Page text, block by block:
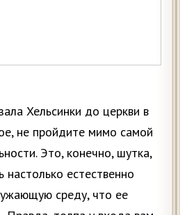
Хельсинки до церкви в
не пройдите мимо самой
Это, конечно, шутка,
настолько естественно
среду, что ее